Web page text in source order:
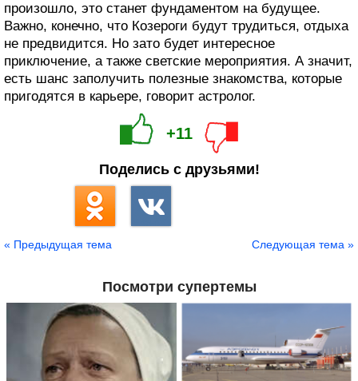
произошло, это станет фундаментом на будущее.
Важно, конечно, что Козероги будут трудиться, отдыха
не предвидится. Но зато будет интересное
приключение, а также светские мероприятия. А значит,
есть шанс заполучить полезные знакомства, которые
пригодятся в карьере, говорит астролог.
+11
Поделись с друзьями!
« Предыдущая тема Следующая тема »
Посмотри супертемы